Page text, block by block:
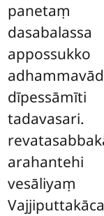
panetaṃ
tadavasari.
arahantehi
vesāliyaṃ